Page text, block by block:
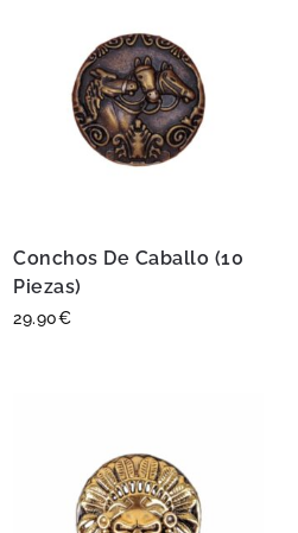
Conchos De Caballo (10
Piezas)
29.90€